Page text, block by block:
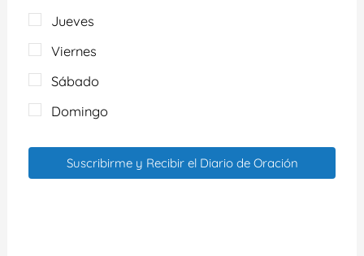
Jueves
Viernes
Sábado
Domingo
Suscribirme y Recibir el Diario de Oración